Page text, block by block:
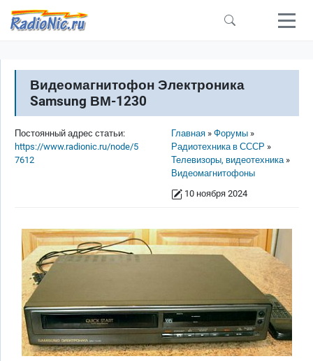
Перейти к основному содержанию
Видеомагнитофон Электроника
Samsung ВМ-1230
Строка навигации
Главная
Форумы
Радиотехника в СССР
Телевизоры, видеотехника
Видеомагнитофоны
10 ноября 2024
Постоянный адрес статьи:
https://www.radionic.ru/node/5
7612